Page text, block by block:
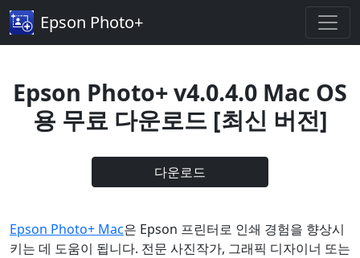
Epson Photo+
Epson Photo+ v4.0.4.0 Mac OS
용 무료 다운로드 [최신 버전]
다운로드
Epson Photo+ Mac은 Epson 프린터로 인쇄 경험을 향상시
키는 데 도움이 됩니다. 전문 사진작가, 그래픽 디자이너 또는